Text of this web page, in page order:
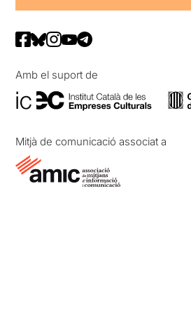
Amb el suport de
Mitjà de comunicació associat a